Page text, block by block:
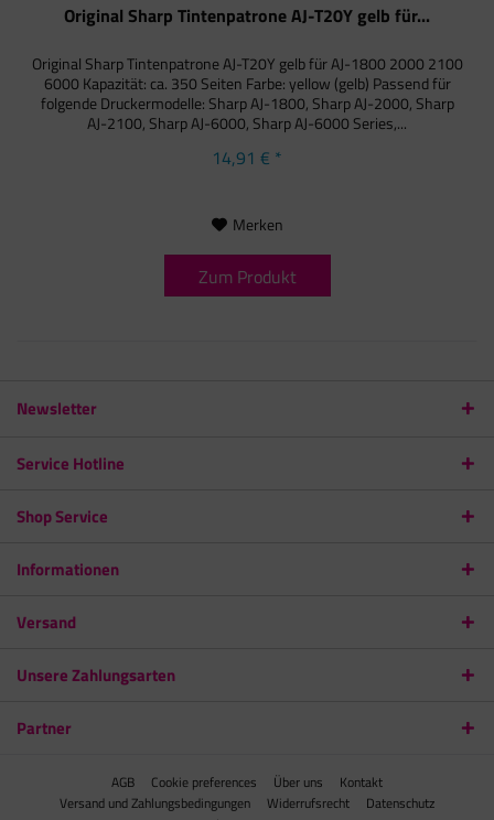
Original Sharp Tintenpatrone AJ-T20Y gelb für...
Original Sharp Tintenpatrone AJ-T20Y gelb für AJ-1800 2000 2100
6000 Kapazität: ca. 350 Seiten Farbe: yellow (gelb) Passend für
folgende Druckermodelle: Sharp AJ-1800, Sharp AJ-2000, Sharp
AJ-2100, Sharp AJ-6000, Sharp AJ-6000 Series,...
14,91 € *
Merken
Zum Produkt
Newsletter
Service Hotline
Shop Service
Informationen
Versand
Unsere Zahlungsarten
Partner
AGB Cookie preferences Über uns
Kontakt
Versand und Zahlungsbedingungen
Widerrufsrecht
Datenschutz